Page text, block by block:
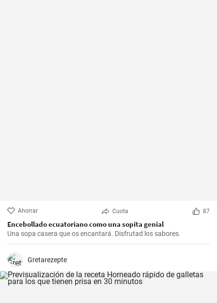
Ahorrar Cuota 87
Encebollado ecuatoriano como una sopita genial
Una sopa casera que os encantará. Disfrutad los sabores.
Gretarezepte